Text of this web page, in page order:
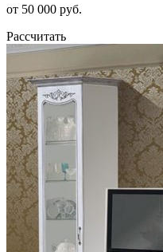
от 50 000 руб.
Рассчитать